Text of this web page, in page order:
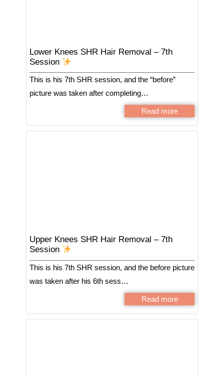
Lower Knees SHR Hair Removal – 7th
Session
This is his 7th SHR session, and the “before”
picture was taken after completing…
Read more
Upper Knees SHR Hair Removal – 7th
Session
This is his 7th SHR session, and the before picture
was taken after his 6th sess…
Read more